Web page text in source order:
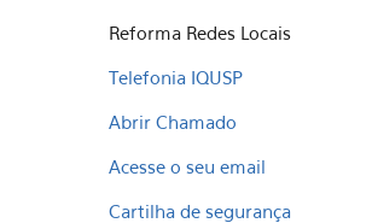
Reforma Redes Locais
Telefonia IQUSP
Abrir Chamado
Acesse o seu email
Cartilha de segurança